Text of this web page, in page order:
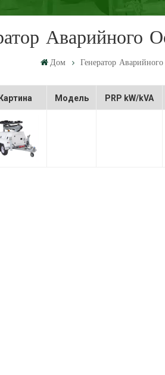
Аварийного
Дом Генератор
Модель PRP kW/kVA